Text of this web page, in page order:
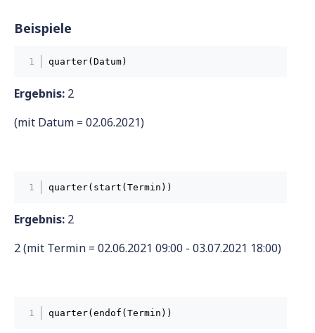
Beispiele
quarter(Datum)
Ergebnis: 2
(mit Datum = 02.06.2021)
quarter(start(Termin))
Ergebnis: 2
2 (mit Termin = 02.06.2021 09:00 - 03.07.2021 18:00)
quarter(endof(Termin))